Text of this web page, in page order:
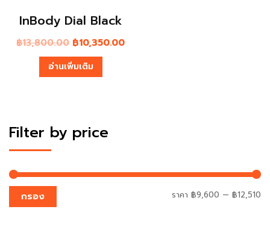
InBody Dial Black
฿13,800.00 ฿10,350.00
อ่านเพิ่มเติม
Filter by price
กรอง ราคา ฿9,600 — ฿12,510